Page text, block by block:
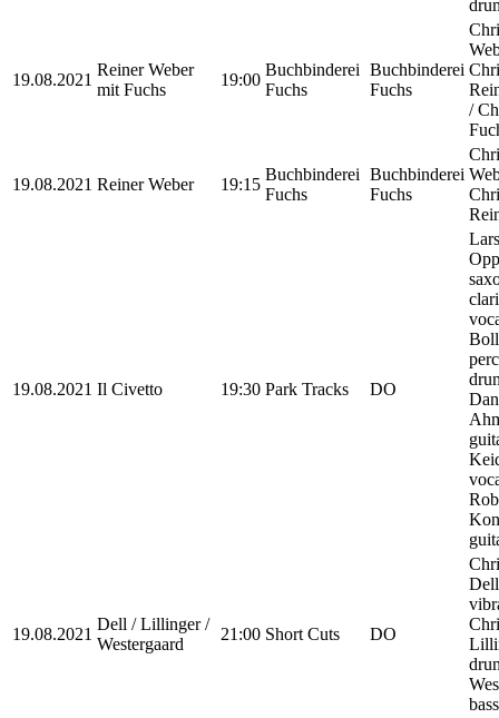
19.08.2021
Reiner Weber
mit Fuchs
19:00
Buchbinderei
Fuchs
Buchbinderei
Fuchs
/
19.08.2021 Reiner Weber 19:15
Buchbinderei
Fuchs
Buchbinderei
Fuchs
19.08.2021 Il Civetto 19:30 Park Tracks DO
19.08.2021
Dell / Lillinger /
Westergaard
21:00 Short Cuts DO
bass